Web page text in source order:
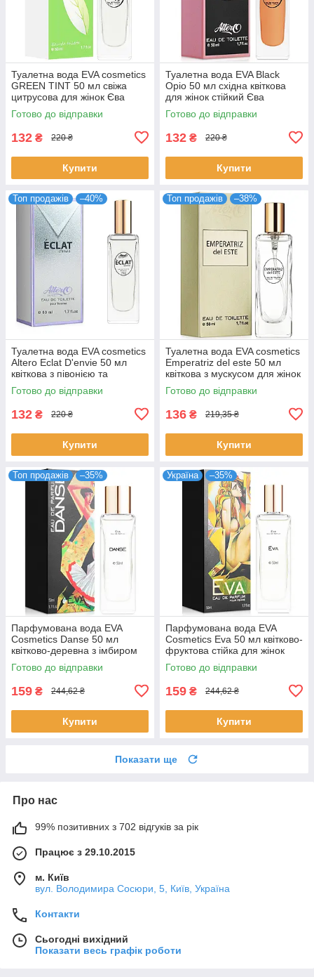
Туалетна вода EVA cosmetics
GREEN TINT 50 мл свіжа
цитрусова для жінок Єва
Косметікс
Готово до відправки
132 ₴ 220 ₴
Купити
Туалетна вода EVA Black
Opio 50 мл східна квіткова
для жінок стійкий Єва
Косметікс
Готово до відправки
132 ₴ 220 ₴
Купити
Топ продажів –40%
Туалетна вода EVA cosmetics
Altero Eclat D'envie 50 мл
квіткова з півонією та
мускусом для жінок парфуми
Ева
Готово до відправки
132 ₴ 220 ₴
Купити
Топ продажів –38%
Туалетна вода EVA cosmetics
Emperatriz del este 50 мл
квіткова з мускусом для жінок
парфуми Ева Косметікс
Готово до відправки
136 ₴ 219,35 ₴
Купити
Топ продажів –35%
Парфумована вода EVA
Cosmetics Danse 50 мл
квітково-деревна з імбиром
для жінок аромат Єва
Косметікс
Готово до відправки
159 ₴ 244,62 ₴
Купити
Україна –35%
Парфумована вода EVA
Cosmetics Eva 50 мл квітково-
фруктова стійка для жінок
Єва Косметікс
Готово до відправки
159 ₴ 244,62 ₴
Купити
Показати ще
Про нас
99% позитивних з 702 відгуків за рік
Працює з 29.10.2015
м. Київ
вул. Володимира Сосюри, 5, Київ, Україна
Контакти
Сьогодні вихідний
Показати весь графік роботи